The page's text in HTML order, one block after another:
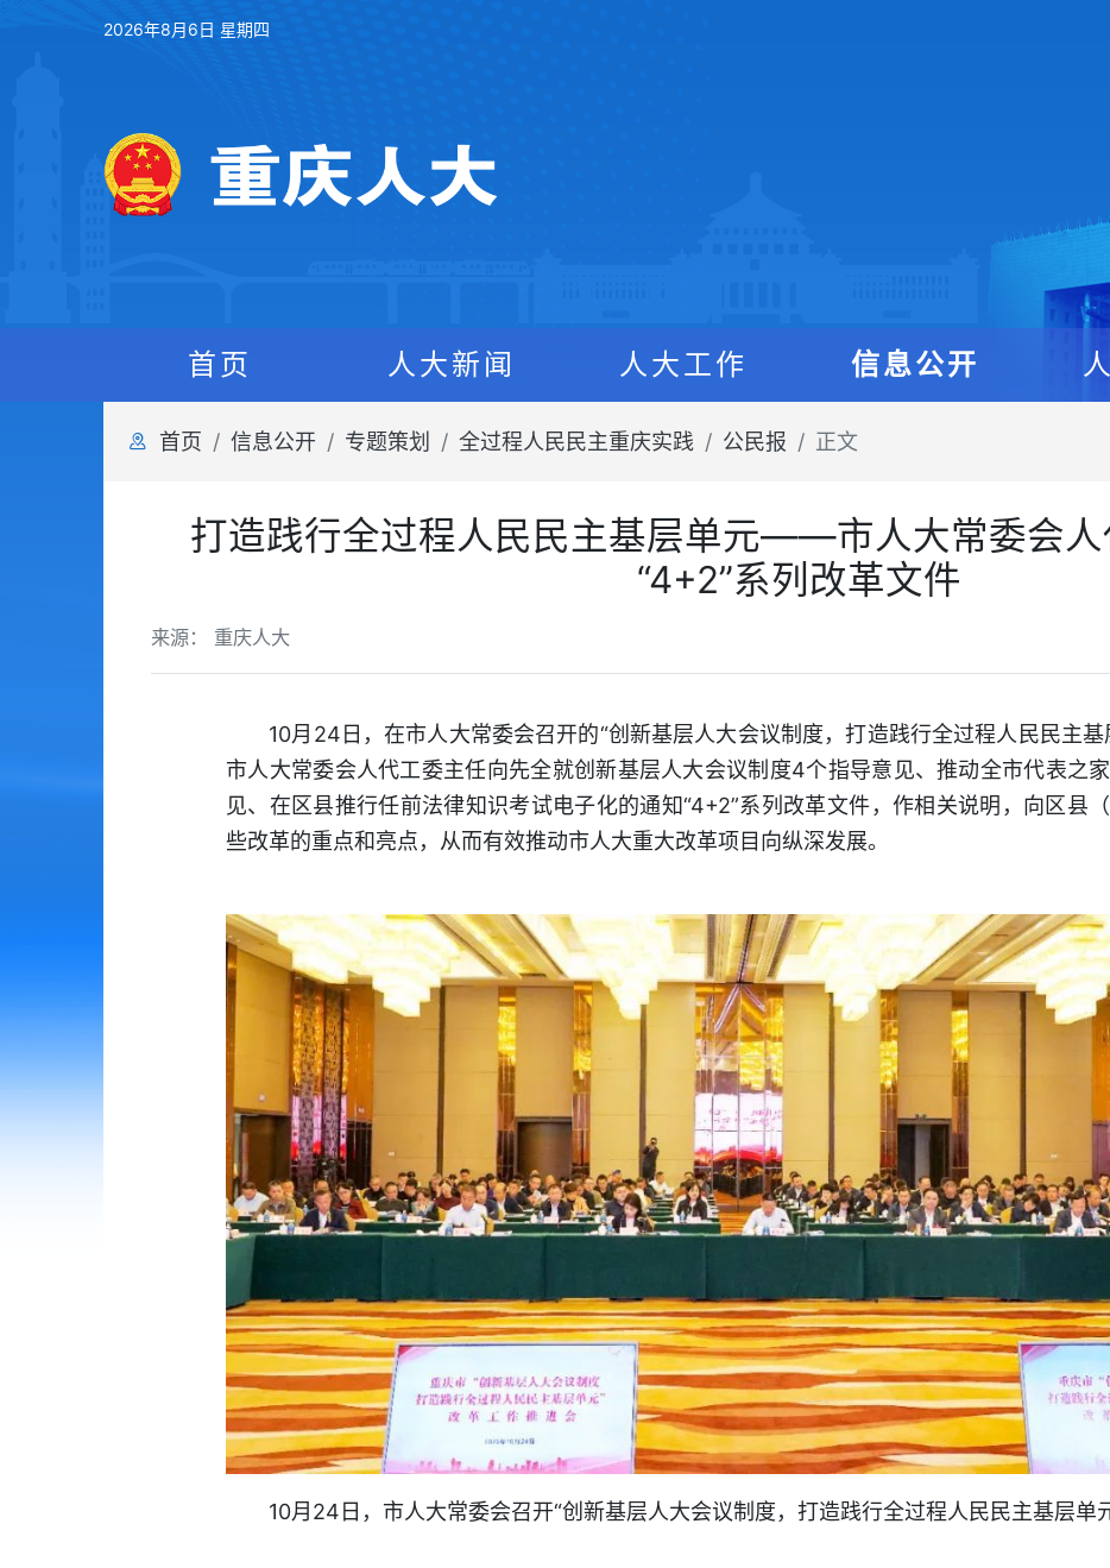
2026年8月6日 星期四
首页 人大新闻 人大工作 信息公开
首页 信息公开 专题策划 全过程人民民主重庆实践 公民报 正文
打造践行全过程人民民主基层单元——市人大常委会人
“4+2”系列改革文件
来源： 重庆人大
10月24日，在市人大常委会召开的“创新基层人大会议制度，打造践行全过程人民民主基
市人大常委会人代工委主任向先全就创新基层人大会议制度4个指导意见、推动全市代表之
见、在区县推行任前法律知识考试电子化的通知“4+2”系列改革文件，作相关说明，向区县
些改革的重点和亮点，从而有效推动市人大重大改革项目向纵深发展。
10月24日，市人大常委会召开“创新基层人大会议制度，打造践行全过程人民民主基层单